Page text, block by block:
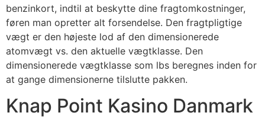
benzinkort, indtil at beskytte dine fragtomkostninger,
føren man opretter alt forsendelse. Den fragtpligtige
vægt er den højeste lod af den dimensionerede
atomvægt vs. den aktuelle vægtklasse. Den
dimensionerede vægtklasse som lbs beregnes inden for
at gange dimensionerne tilslutte pakken.
Knap Point Kasino Danmark